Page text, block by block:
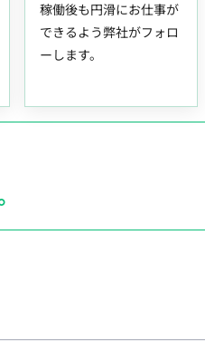
稼働後も円滑にお仕事が
できるよう弊社がフォロ
ーします。